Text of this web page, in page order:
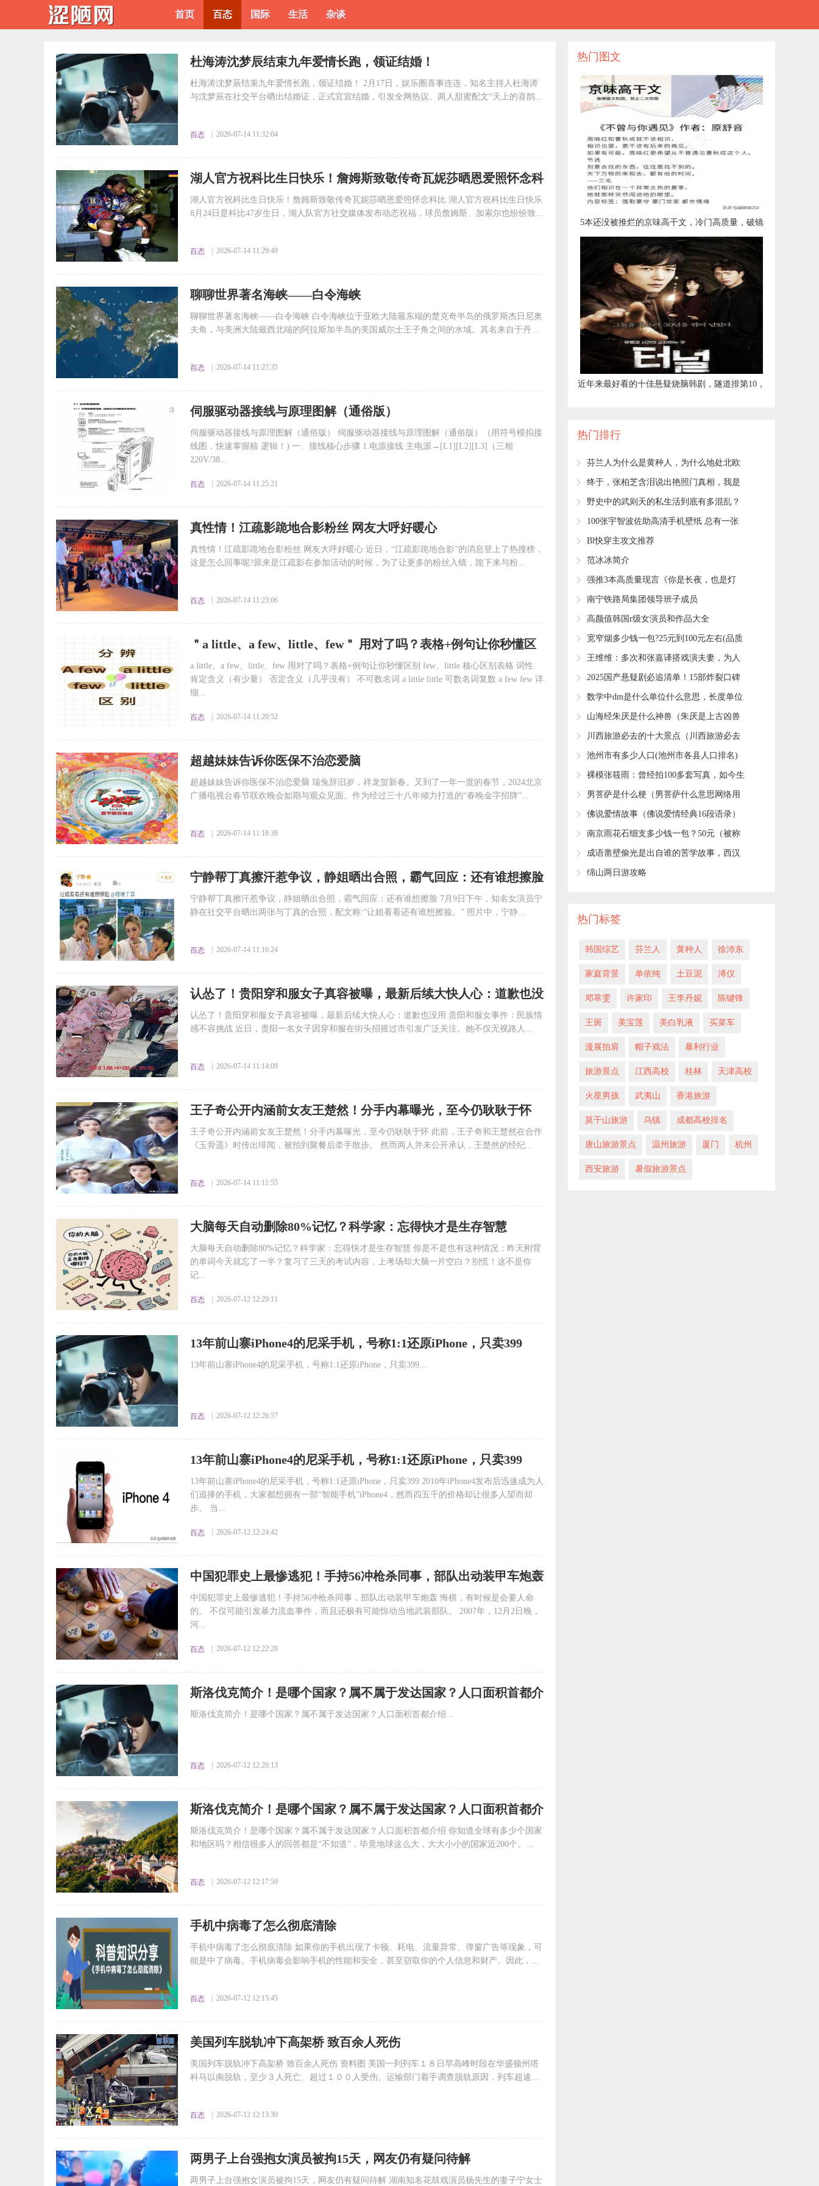
首页 百态 国际 生活 杂谈
​杜海涛沈梦辰结束九年爱情长跑，领证结婚！
杜海涛沈梦辰结束九年爱情长跑，领证结婚！ 2月17日，娱乐圈喜事连连，知名主持人杜海涛
与沈梦辰在社交平台晒出结婚证，正式官宣结婚，引发全网热议。两人甜蜜配文“天上的喜鹊...
百态 | 2026-07-14 11:32:04
​湖人官方祝科比生日快乐！詹姆斯致敬传奇瓦妮莎晒恩爱照怀念科
比
湖人官方祝科比生日快乐！詹姆斯致敬传奇瓦妮莎晒恩爱照怀念科比 湖人官方祝科比生日快乐
8月24日是科比47岁生日，湖人队官方社交媒体发布动态祝福，球员詹姆斯、加索尔也纷纷致...
百态 | 2026-07-14 11:29:49
​聊聊世界著名海峡——白令海峡
聊聊世界著名海峡——白令海峡 白令海峡位于亚欧大陆最东端的楚克奇半岛的俄罗斯杰日尼奥
夫角，与美洲大陆最西北端的阿拉斯加半岛的美国威尔士王子角之间的水域。其名来自于丹...
百态 | 2026-07-14 11:27:35
​伺服驱动器接线与原理图解（通俗版）
伺服驱动器接线与原理图解（通俗版） 伺服驱动器接线与原理图解（通俗版）（用符号模拟接
线图，快速掌握核 逻辑！) 一、接线核心步骤 1.电源接线 主电源→[L1][L2][L3]（三相
220V/38...
百态 | 2026-07-14 11:25:21
​真性情！江疏影跪地合影粉丝 网友大呼好暖心
真性情！江疏影跪地合影粉丝 网友大呼好暖心 近日，“江疏影跪地合影”的消息登上了热搜榜，
这是怎么回事呢?原来是江疏影在参加活动的时候，为了让更多的粉丝入镜，跪下来与粉...
百态 | 2026-07-14 11:23:06
​＂a little、a few、little、few＂ 用对了吗？表格+例句让你秒懂区
别
a little、a few、little、few 用对了吗？表格+例句让你秒懂区别 few、little 核心区别表格 词性
肯定含义（有少量） 否定含义（几乎没有） 不可数名词 a little little 可数名词复数 a few few 详
细...
百态 | 2026-07-14 11:20:52
​超越妹妹告诉你医保不治恋爱脑
超越妹妹告诉你医保不治恋爱脑 瑞兔辞旧岁，祥龙贺新春。又到了一年一度的春节，2024北京
广播电视台春节联欢晚会如期与观众见面。作为经过三十八年倾力打造的“春晚金字招牌”...
百态 | 2026-07-14 11:18:38
​宁静帮丁真擦汗惹争议，静姐晒出合照，霸气回应：还有谁想擦脸
宁静帮丁真擦汗惹争议，静姐晒出合照，霸气回应：还有谁想擦脸 7月9日下午，知名女演员宁
静在社交平台晒出两张与丁真的合照，配文称:“让姐看看还有谁想擦脸。” 照片中，宁静...
百态 | 2026-07-14 11:16:24
​认怂了！贵阳穿和服女子真容被曝，最新后续大快人心：道歉也没
用
认怂了！贵阳穿和服女子真容被曝，最新后续大快人心：道歉也没用 贵阳和服女事件：民族情
感不容挑战 近日，贵阳一名女子因穿和服在街头招摇过市引发广泛关注。她不仅无视路人...
百态 | 2026-07-14 11:14:09
​王子奇公开内涵前女友王楚然！分手内幕曝光，至今仍耿耿于怀
王子奇公开内涵前女友王楚然！分手内幕曝光，至今仍耿耿于怀 此前，王子奇和王楚然在合作
《玉骨遥》时传出绯闻，被拍到聚餐后牵手散步。 然而两人并未公开承认，王楚然的经纪...
百态 | 2026-07-14 11:11:55
​大脑每天自动删除80%记忆？科学家：忘得快才是生存智慧
大脑每天自动删除80%记忆？科学家：忘得快才是生存智慧 你是不是也有这种情况：昨天刚背
的单词今天就忘了一半？复习了三天的考试内容，上考场却大脑一片空白？别慌！这不是你
记...
百态 | 2026-07-12 12:29:11
​13年前山寨iPhone4的尼采手机，号称1:1还原iPhone，只卖399
13年前山寨iPhone4的尼采手机，号称1:1还原iPhone，只卖399...
百态 | 2026-07-12 12:26:57
​13年前山寨iPhone4的尼采手机，号称1:1还原iPhone，只卖399
13年前山寨iPhone4的尼采手机，号称1:1还原iPhone，只卖399 2010年iPhone4发布后迅速成为人
们追捧的手机，大家都想拥有一部“智能手机”iPhone4，然而四五千的价格却让很多人望而却
步。 当...
百态 | 2026-07-12 12:24:42
​中国犯罪史上最惨逃犯！手持56冲枪杀同事，部队出动装甲车炮轰
中国犯罪史上最惨逃犯！手持56冲枪杀同事，部队出动装甲车炮轰 悔棋，有时候是会要人命
的。 不仅可能引发暴力流血事件，而且还极有可能惊动当地武装部队。 2007年，12月2日晚，
河...
百态 | 2026-07-12 12:22:28
​斯洛伐克简介！是哪个国家？属不属于发达国家？人口面积首都介
绍
斯洛伐克简介！是哪个国家？属不属于发达国家？人口面积首都介绍...
百态 | 2026-07-12 12:20:13
​斯洛伐克简介！是哪个国家？属不属于发达国家？人口面积首都介
绍
斯洛伐克简介！是哪个国家？属不属于发达国家？人口面积首都介绍 你知道全球有多少个国家
和地区吗？相信很多人的回答都是“不知道”，毕竟地球这么大，大大小小的国家近200个。...
百态 | 2026-07-12 12:17:59
​手机中病毒了怎么彻底清除
手机中病毒了怎么彻底清除 如果你的手机出现了卡顿、耗电、流量异常、弹窗广告等现象，可
能是中了病毒。手机病毒会影响手机的性能和安全，甚至窃取你的个人信息和财产。因此，...
百态 | 2026-07-12 12:15:45
​美国列车脱轨冲下高架桥 致百余人死伤
美国列车脱轨冲下高架桥 致百余人死伤 资料图 美国一列列车１８日早高峰时段在华盛顿州塔
科马以南脱轨，至少３人死亡、超过１００人受伤。运输部门着手调查脱轨原因，列车超速...
百态 | 2026-07-12 12:13:30
​两男子上台强抱女演员被拘15天，网友仍有疑问待解
两男子上台强抱女演员被拘15天，网友仍有疑问待解 湖南知名花鼓戏演员杨先生的妻子宁女士
热门图文
​5本还没被推烂的京味高干文，冷门高质量，破镜
重圆，又甜又虐
​近年来最好看的十佳悬疑烧脑韩剧，隧道排第10，
热门排行
​芬兰人为什么是黄种人，为什么地处北欧
的芬兰人长得像中国人
​终于，张柏芝含泪说出艳照门真相，我是
被逼无奈！
​野史中的武则天的私生活到底有多混乱？
​100张宇智波佐助高清手机壁纸 总有一张
适合你
​Bl快穿主攻文推荐
​范冰冰简介
​强推3本高质量现言《你是长夜，也是灯
火》《心有不甘》9.8分推荐
​南宁铁路局集团领导班子成员
​高颜值韩国r级女演员和作品大全
​宽窄烟多少钱一包?25元到100元左右(品质
高)
​王维维：多次和张嘉译搭戏演夫妻，为人
低调，38岁感情至今成谜
​2025国产悬疑剧必追清单！15部炸裂口碑
神作，烧脑反转尺度全拉满
​数学中dm是什么单位什么意思，长度单位
分米(1m等于10dm)
​山海经朱厌是什么神兽（朱厌是上古凶兽
吗）
​川西旅游必去的十大景点（川西旅游必去
景点大全）
​池州市有多少人口(池州市各县人口排名)
​裸模张筱雨：曾经拍100多套写真，如今生
活怎么样？
​男菩萨是什么梗（男菩萨什么意思网络用
语）
​佛说爱情故事（佛说爱情经典16段语录）
​南京雨花石细支多少钱一包？50元（被称
为小九五）
​成语凿壁偷光是出自谁的苦学故事，西汉
匡衡(后因贪污贬为庶人)
​绵山两日游攻略
热门标签
韩国综艺 ​芬兰人 黄种人 徐沛东
家庭背景 ​单依纯 ​土豆泥 ​溥仪
邓萃雯 许家印 王李丹妮 陈键锋
王斑 美宝莲 美白乳液 买菜车
漫展拍肩 帽子戏法 暴利行业
旅游景点 江西高校 桂林 天津高校
火星男孩 武夷山 ​香港旅游
​莫干山旅游 ​乌镇 成都高校排名
​唐山旅游景点 ​温州旅游 ​厦门 ​杭州
西安旅游 暑假旅游景点